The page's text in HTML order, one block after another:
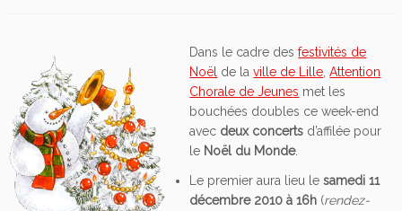
Dans le cadre desfestivités de
Noël de laville de Lille ,Attention
Chorale de Jeunes met les
bouchées doubles ce week-end
avec deux concerts d’affilée pour
le Noël du Monde.
Le premier aura lieu lesamedi 11
décembre 2010 à 16h (rendez-